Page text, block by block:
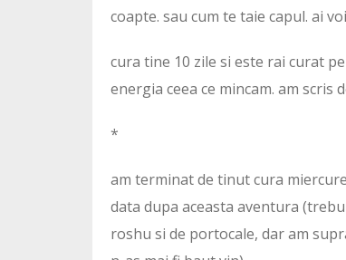
coapte. sau cum te taie capul. ai
cura tine 10 zile si este rai curat
energia ceea ce mincam. am scris
*
am terminat de tinut cura
data dupa aceasta aventura
roshu si de portocale, dar am